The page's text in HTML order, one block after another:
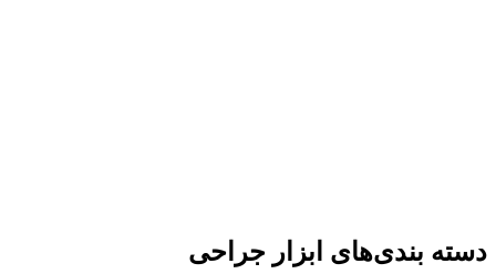
دسته بندی‌های ابزار جراحی